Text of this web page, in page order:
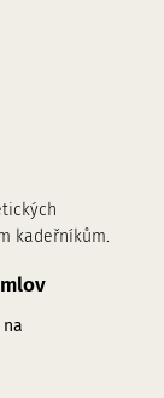
kadeřníkům.